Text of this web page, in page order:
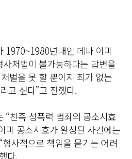
1970~1980년대인 데다 이미
처벌이 불가능하다는 답변을
벌을 못 할 뿐이지 죄가 없는
고 싶다”고 전했다.
“친족 성폭력 범죄의 공소시효
미 공소시효가 완성된 사건에는
사적으로 책임을 묻기는 어려
다.